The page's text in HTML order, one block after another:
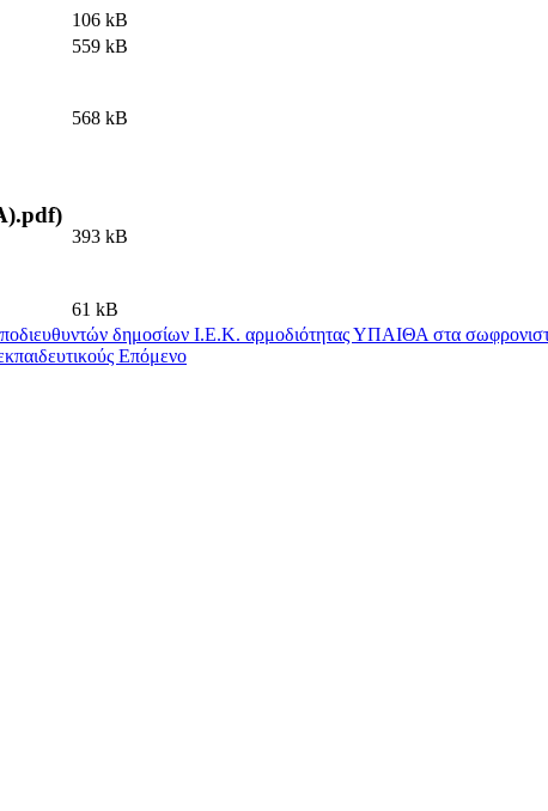
106 kB
559 kB
568 kB
393 kB
61 kB
δημοσίων Ι.Ε.Κ. αρμοδιότητας ΥΠΑΙΘΑ στα
Επόμενο